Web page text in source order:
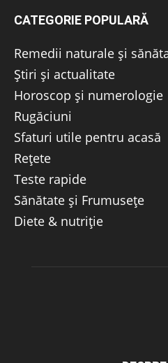
CATEGORIE POPULARĂ
Remedii naturale și
Știri și actualitate
Horoscop și numerologie
Rugăciuni
Sfaturi utile pentru acasă
Rețete
Teste rapide
Sănătate și Frumusețe
Diete & nutriție